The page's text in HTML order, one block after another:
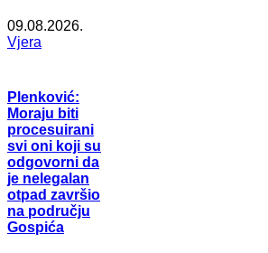
09.08.2026.
Vjera
Plenković:
Moraju biti
procesuirani
svi oni koji su
odgovorni da
je nelegalan
otpad završio
na području
Gospića